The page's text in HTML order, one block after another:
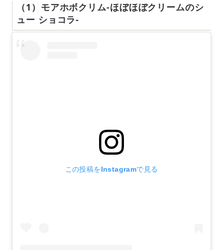
（1）モアホボクリム-ほぼほぼクリームのシ
ュー ショコラ-
この投稿をInstagramで見る